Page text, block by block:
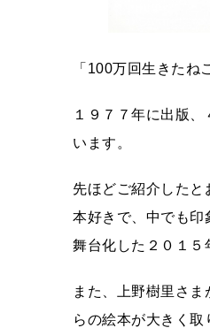
「100万回生きた
１９７７年に出版
います。
先ほどご紹介した
本好きで、中でも印
舞台化した２０１５
また、上野樹里さ
らの絵本が大きく取